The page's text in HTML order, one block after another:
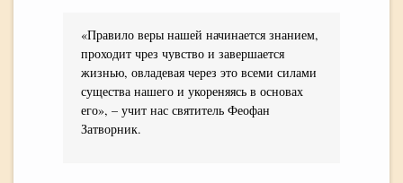
«Правило веры нашей начинается знанием,
проходит чрез чувство и завершается
жизнью, овладевая через это всеми силами
существа нашего и укореняясь в основах
его», – учит нас святитель Феофан
Затворник.